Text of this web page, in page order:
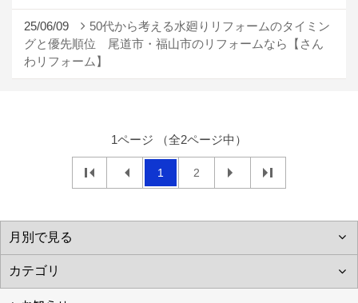
25/06/09
50代から考える水廻りリフォームのタイミン
グと優先順位 尾道市・福山市のリフォームなら【さん
わリフォーム】
1ページ （全2ページ中）
1 2